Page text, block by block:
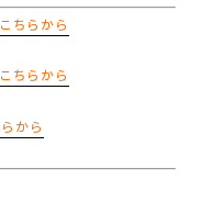
こちらから
こちらから
から